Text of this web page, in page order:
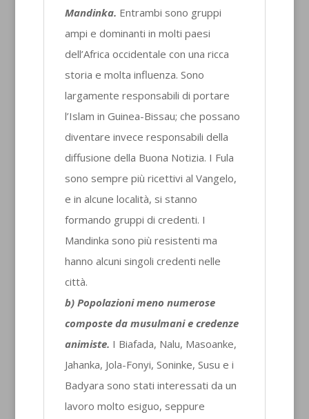
Mandinka. Entrambi sono gruppi
ampi e dominanti in molti paesi
dell’Africa occidentale con una ricca
storia e molta influenza. Sono
largamente responsabili di portare
l’Islam in Guinea-Bissau; che possano
diventare invece responsabili della
diffusione della Buona Notizia. I Fula
sono sempre più ricettivi al Vangelo,
e in alcune località, si stanno
formando gruppi di credenti. I
Mandinka sono più resistenti ma
hanno alcuni singoli credenti nelle
città.
b) Popolazioni meno numerose
composte da musulmani e credenze
animiste. I Biafada, Nalu, Masoanke,
Jahanka, Jola-Fonyi, Soninke, Susu e i
Badyara sono stati interessati da un
lavoro molto esiguo, seppure